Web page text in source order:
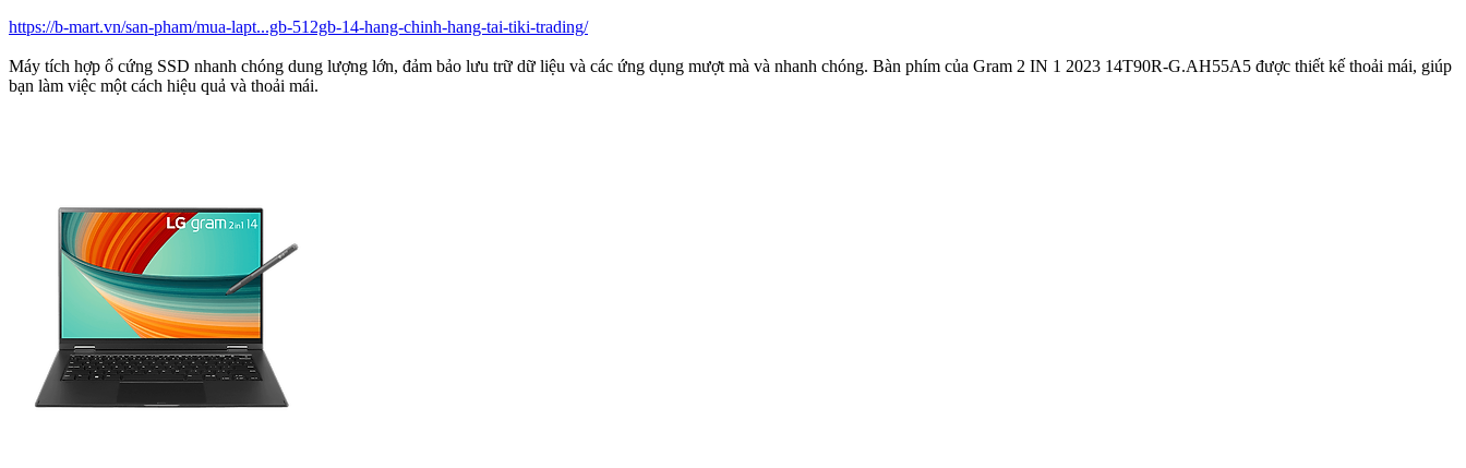
https://b-mart.vn/san-pham/mua-lapt...gb-512gb-14-hang-chinh-hang-tai-tiki-trading/
Máy tích hợp ổ cứng SSD nhanh chóng dung lượng lớn, đảm bảo lưu trữ dữ liệu và các ứng dụng mượt mà và nhanh chóng. Bàn phím của Gram 2 IN 1 2023 14T90R-G.AH55A5 được thiết kế thoải mái, giúp
bạn làm việc một cách hiệu quả và thoải mái.